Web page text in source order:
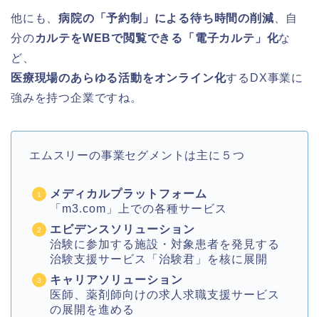
他にも、病院の「予約制」による待ち時間の削減、自
分のカルテをWEBで閲覧できる「電子カルテ」化な
ど、
医療現場のあらゆる活動をオンライン化するDX事業に
強みを持つ企業ですね。
エムスリーの事業セグメントは主に５つ
メディカルプラットフォーム
「m3.com」上での各種サービス
エビデンスソリューション
治験に参加する施設・対象患者を発見する
治験支援サービス「治験君」を核に展開
キャリアソリューション
医師、薬剤師向けの求人求職支援サービス
の展開を進める